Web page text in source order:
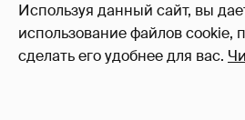
Используя данный сайт, вы
использование файлов cookie,
сделать его удобнее для вас.
Источники: Арина
Мостовщикова/Spletnik.ru